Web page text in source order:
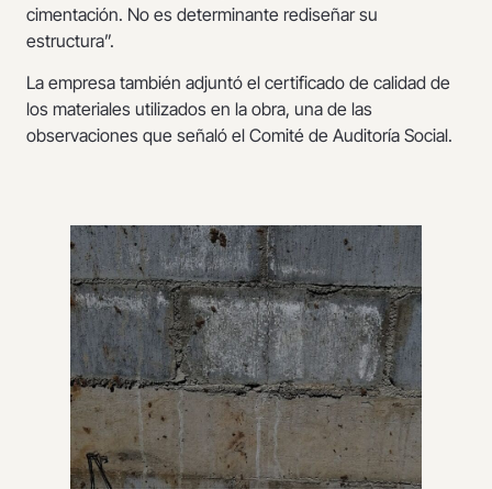
cimentación. No es determinante rediseñar su
estructura”.
La empresa también adjuntó el certificado de calidad de
los materiales utilizados en la obra, una de las
observaciones que señaló el Comité de Auditoría Social.